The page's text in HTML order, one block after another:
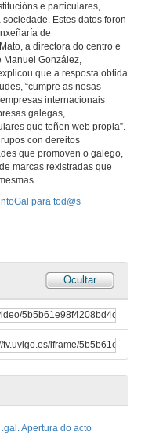
e particulares,
Estes datos foron
de
a directora do centro e
Manuel González,
que a resposta obtida
“cumpre as nosas
internacionais
galegas,
que teñen web propia”.
con dereitos
que promoven o galego,
marcas rexistradas que
para tod@s
Ocultar
Apertura do acto